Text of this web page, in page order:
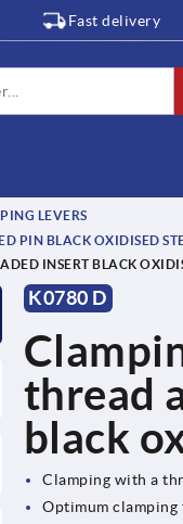
Fast delivery
LEVERS
PIN BLACK OXIDISED
INSERT BLACK
K0780 D
thread
black
Clamping with a
Optimum